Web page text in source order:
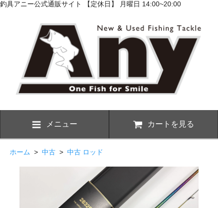
釣具アニー公式通販サイト 【定休日】 月曜日 14:00~20:00
メニュー カートを見る
ホーム > 中古 > 中古 ロッド